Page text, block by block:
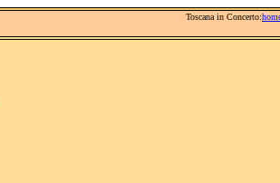
Toscana in Concerto: